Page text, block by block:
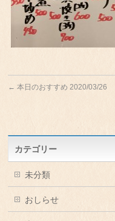
← 本日のおすすめ 2020/03/26
カテゴリー
未分類
おしらせ